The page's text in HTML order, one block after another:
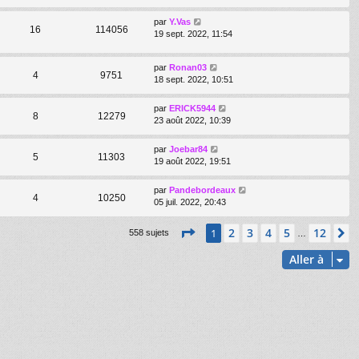
16 114056
par Y.Vas
19 sept. 2022, 11:54
4 9751
par Ronan03
18 sept. 2022, 10:51
8 12279
par ERICK5944
23 août 2022, 10:39
5 11303
par Joebar84
19 août 2022, 19:51
4 10250
par Pandebordeaux
05 juil. 2022, 20:43
558 sujets Page 1sur 12
1 2 3 4 5 12
Aller à